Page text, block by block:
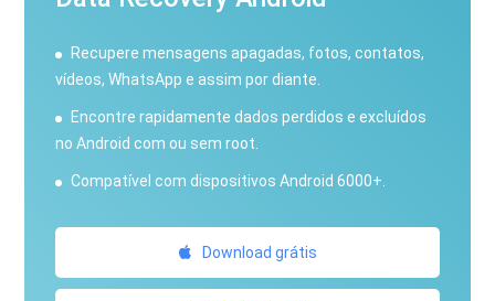
Recupere mensagens apagadas, fotos, contatos,
vídeos, WhatsApp e assim por diante.
Encontre rapidamente dados perdidos e excluídos
no Android com ou sem root.
Compatível com dispositivos Android 6000+.
Download grátis